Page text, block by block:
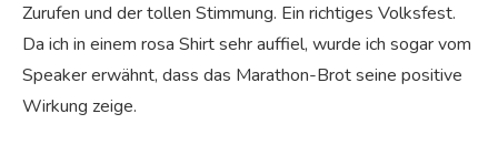
Zurufen und der tollen Stimmung. Ein richtiges Volksfest.
Da ich in einem rosa Shirt sehr auffiel, wurde ich sogar vom
Speaker erwähnt, dass das Marathon-Brot seine positive
Wirkung zeige.